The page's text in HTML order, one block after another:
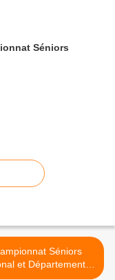
Séniors
Séniors
et Départemental
1 - Journée 1 >